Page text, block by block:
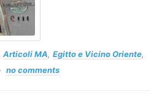
Articoli MA, Egitto e Vicino Oriente,
no comments